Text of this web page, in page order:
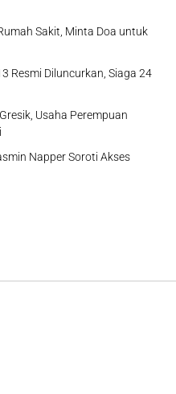
Sakit, Minta Doa untuk
Resmi Diluncurkan, Siaga 24
Usaha Perempuan
Napper Soroti Akses